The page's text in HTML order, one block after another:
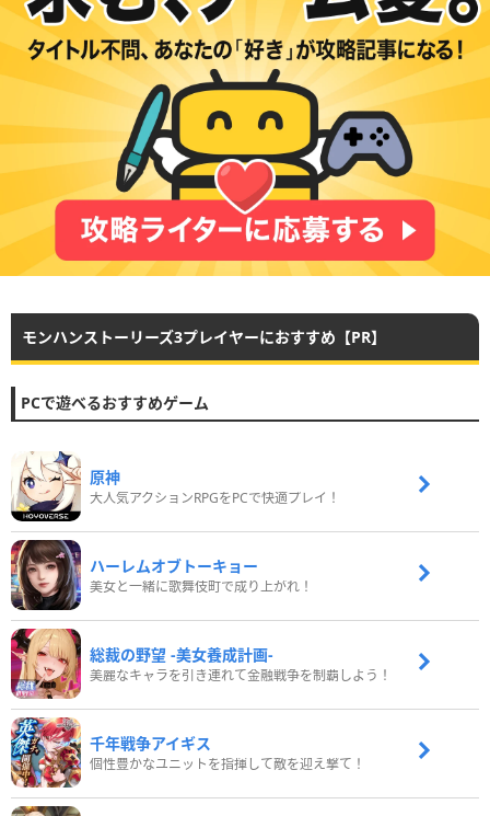
モンハンストーリーズ3プレイヤーにおすすめ【PR】
PCで遊べるおすすめゲーム
原神
大人気アクションRPGをPCで快適プレイ！
ハーレムオブトーキョー
美女と一緒に歌舞伎町で成り上がれ！
総裁の野望 -美女養成計画-
美麗なキャラを引き連れて金融戦争を制覇しよう！
千年戦争アイギス
個性豊かなユニットを指揮して敵を迎え撃て！